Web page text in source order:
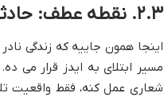
۲.۳. نقطه عطف: حادثه و ابتلا به بیماری ایدز
اینجا همون جاییه که زندگی
مسیر ابتلای به ایدز قرار می
شعاری عمل کنه، فقط واقعیت